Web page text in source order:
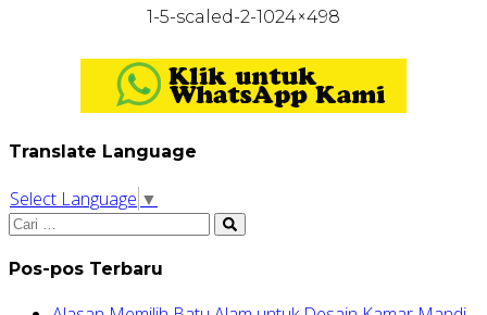
1-5-scaled-2-1024×498
Translate Language
Select Language ▼
Pos-pos Terbaru